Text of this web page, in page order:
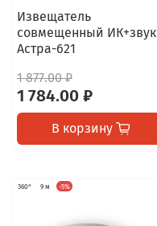
Извещатель
совмещенный ИК+звук
Астра-621
1 877.00 ₽
1 784.00 ₽
В корзину
360° 9 м -5%